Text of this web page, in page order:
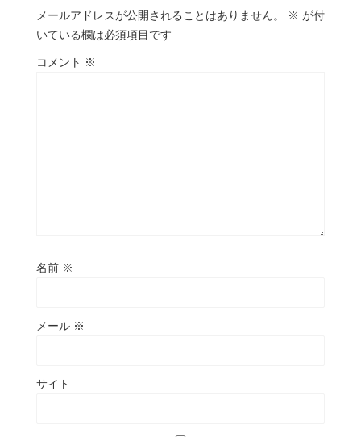
メールアドレスが公開されることはありません。 ※ が付
いている欄は必須項目です
コメント ※
名前 ※
メール ※
サイト